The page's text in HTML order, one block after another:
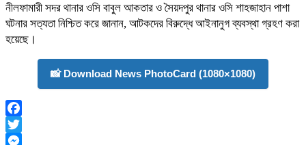
নীলফামারী সদর থানার ওসি বাবুল আকতার ও সৈয়দপুর থানার ওসি শাহজাহান পাশা
ঘটনার সত্যতা নিশ্চিত করে জানান, আটকদের বিরুদ্ধে আইনানুগ ব্যবস্থা গ্রহণ করা
হয়েছে।
📸 Download News PhotoCard (1080×1080)
Facebook
Twitter